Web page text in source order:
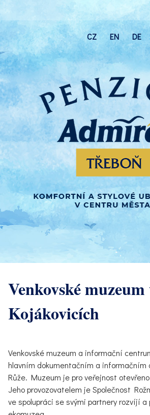
CZ EN DE
Venkovské muzeum
Kojákovicích
Venkovské muzeum a informační
hlavním dokumentačním a informačním
Růže. Muzeum je pro veřejnost
Jeho provozovatelem je Společnost
ve spolupráci se svými partnery rozvíjí a